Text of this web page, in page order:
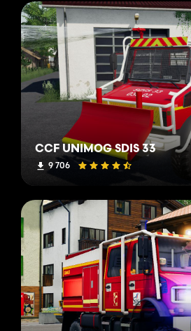
CCF UNIMOG SDIS 33
9 706